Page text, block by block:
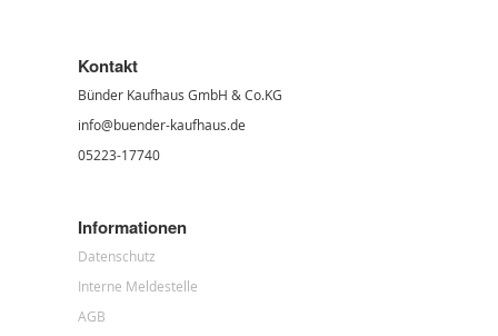
Kontakt
Bünder Kaufhaus GmbH & Co.KG
info@buender-kaufhaus.de
05223-17740
Informationen
Datenschutz
Interne Meldestelle
AGB